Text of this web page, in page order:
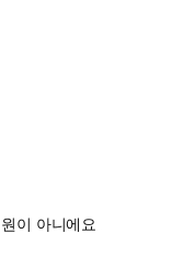
이 아니에요